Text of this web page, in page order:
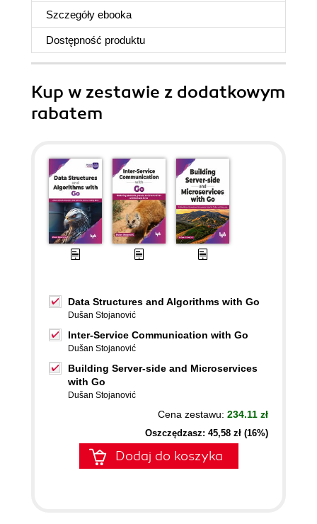
Szczegóły ebooka
Dostępność produktu
Kup w zestawie z dodatkowym
rabatem
Data Structures and Algorithms with Go
Dušan Stojanović
Inter-Service Communication with Go
Dušan Stojanović
Building Server-side and Microservices
with Go
Dušan Stojanović
Cena zestawu: 234.11 zł
Oszczędzasz: 45,58 zł (16%)
Dodaj do koszyka